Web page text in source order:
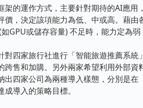
的運作方式，主要針對期待的AI應用
價，決定該項能力為低、中或高。藉
GPU或儲存容量) 不足時，能力定為
四家旅行社進行「智能旅遊推薦系統
跨售和加購。另外兩家希望利用外部
出四家公司為兩種導入樣態，分別是
導入的策略目標。